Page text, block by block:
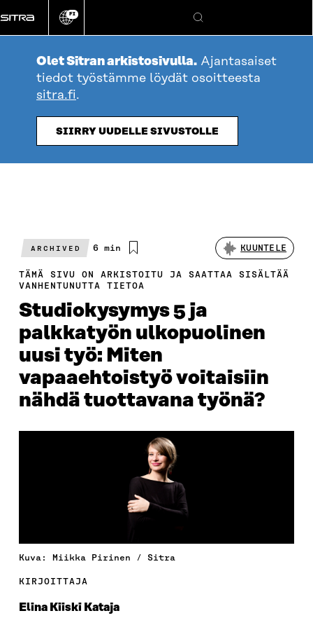
suoraan
sisältöön
Vaihda
kieli
FI
Hae
Olet Sitran arkistosivulla. Ajantasaiset
tiedot työstämme löydät osoitteesta
sitra.fi.
SIIRRY UUDELLE SIVUSTOLLE
ARCHIVED
Arvioitu
6 min KUUNTELE
TÄMÄ SIVU ON ARKISTOITU JA SAATTAA SISÄLTÄÄ
VANHENTUNUTTA TIETOA
Studiokysymys 5 ja
palkkatyön ulkopuolinen
uusi työ: Miten
vapaaehtoistyö voitaisiin
nähdä tuottavana työnä?
Kuva: Miikka Pirinen / Sitra
KIRJOITTAJA
Elina Kiiski Kataja